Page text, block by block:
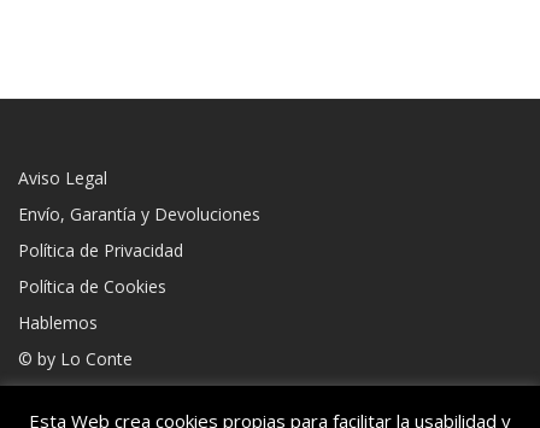
Aviso Legal
Envío, Garantía y Devoluciones
Política de Privacidad
Política de Cookies
Hablemos
© by Lo Conte
Esta Web crea cookies propias para facilitar la usabilidad y